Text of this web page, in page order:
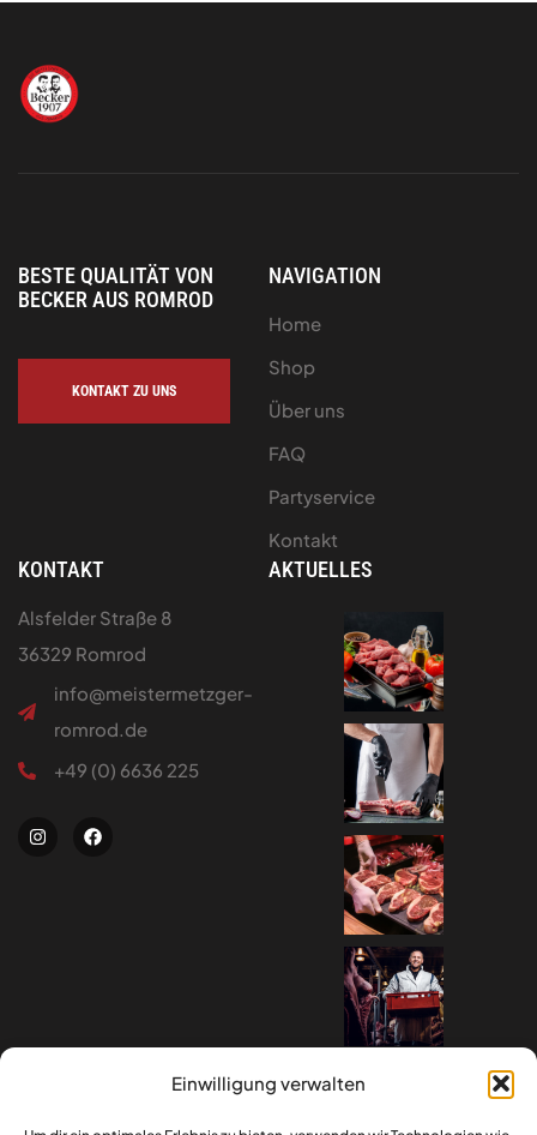
Einwilligung verwalten
BESTE QUALITÄT VON
BECKER AUS ROMROD
KONTAKT ZU UNS
NAVIGATION
Home
Shop
Über uns
FAQ
Partyservice
Kontakt
KONTAKT
Alsfelder Straße 8
36329 Romrod
info@meistermetzger-
romrod.de
+49 (0) 6636 225
AKTUELLES